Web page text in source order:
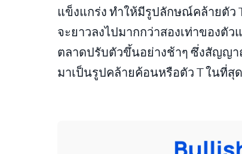
แข็งแกร่ง ทำให้มีรูปลักษณ์คล้ายตัว
จะยาวลงไปมากกว่าสองเท่าของ
ตลาดปรับตัวขึ้นอย่างช้าๆ ซึ่งสัญญ
มาเป็นรูปคล้ายค้อนหรือตัว T ในที่สุด